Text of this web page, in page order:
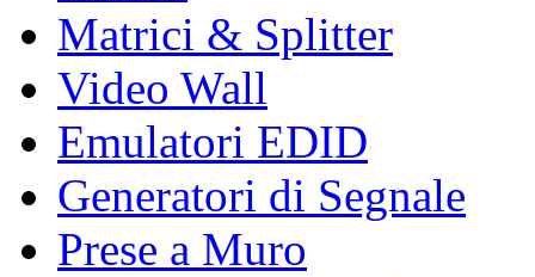
Matrici & Splitter
Video Wall
Emulatori EDID
Generatori di Segnale
Prese a Muro